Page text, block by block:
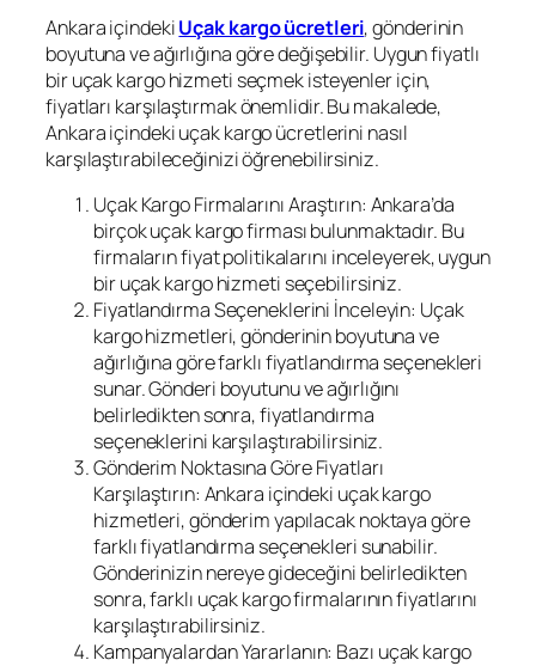
Ankara içindekiUçak kargo ücretleri, gönderinin
boyutuna ve ağırlığına göre değişebilir. Uygun fiyatlı
bir uçak kargo hizmeti seçmek isteyenler için,
fiyatları karşılaştırmak önemlidir. Bu makalede,
Ankara içindeki uçak kargo ücretlerini nasıl
karşılaştırabileceğinizi öğrenebilirsiniz.
Uçak Kargo Firmalarını Araştırın: Ankara’da
birçok uçak kargo firması bulunmaktadır. Bu
firmaların fiyat politikalarını inceleyerek, uygun
bir uçak kargo hizmeti seçebilirsiniz.
Fiyatlandırma Seçeneklerini İnceleyin: Uçak
kargo hizmetleri, gönderinin boyutuna ve
ağırlığına göre farklı fiyatlandırma seçenekleri
sunar. Gönderi boyutunu ve ağırlığını
belirledikten sonra, fiyatlandırma
seçeneklerini karşılaştırabilirsiniz.
Gönderim Noktasına Göre Fiyatları
Karşılaştırın: Ankara içindeki uçak kargo
hizmetleri, gönderim yapılacak noktaya göre
farklı fiyatlandırma seçenekleri sunabilir.
Gönderinizin nereye gideceğini belirledikten
sonra, farklı uçak kargo firmalarının fiyatlarını
karşılaştırabilirsiniz.
Kampanyalardan Yararlanın: Bazı uçak kargo